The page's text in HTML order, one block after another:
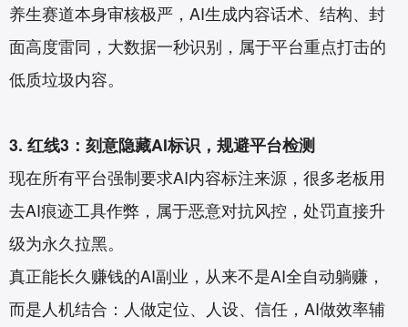
养生赛道本身审核极严，AI生成内容话术、结构、封
面高度雷同，大数据一秒识别，属于平台重点打击的
低质垃圾内容。
3. 红线3：刻意隐藏AI标识，规避平台检测
现在所有平台强制要求AI内容标注来源，很多老板用
去AI痕迹工具作弊，属于恶意对抗风控，处罚直接升
级为永久拉黑。
真正能长久赚钱的AI副业，从来不是AI全自动躺赚，
而是人机结合：人做定位、人设、信任，AI做效率辅